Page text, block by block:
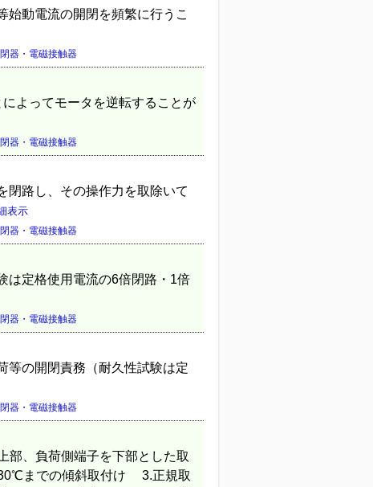
始動電流の開閉を頻繁に行うこ
器・電磁接触器
よってモータを逆転することが
器・電磁接触器
閉路し、その操作力を取除いて
表示
器・電磁接触器
は定格使用電流の6倍閉路・1倍
器・電磁接触器
等の開閉責務（耐久性試験は定
器・電磁接触器
、負荷側端子を下部とした取
までの傾斜取付け 3.正規取